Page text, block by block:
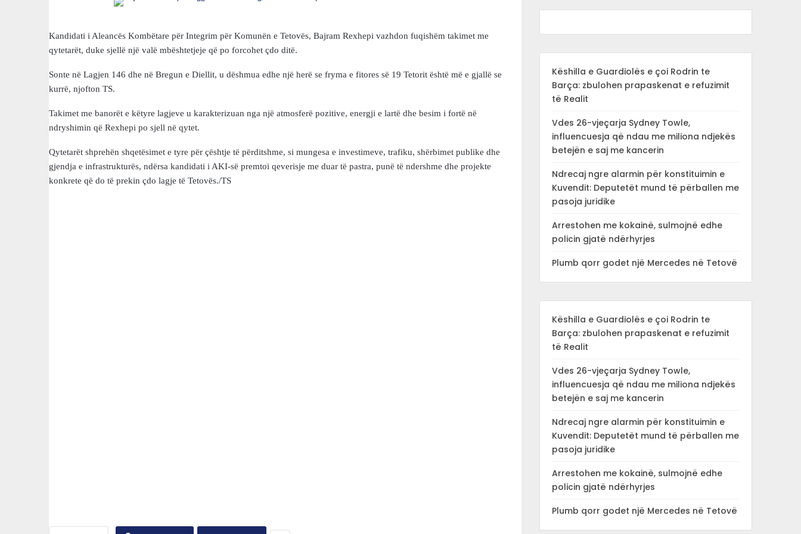
Kandidati i Aleancës Kombëtare për Integrim për Komunën e Tetovës, Bajram Rexhepi vazhdon fuqishëm takimet me
qytetarët, duke sjellë një valë mbështetjeje që po forcohet çdo ditë.
Sonte në Lagjen 146 dhe në Bregun e Diellit, u dëshmua edhe një herë se fryma e fitores së 19 Tetorit është më e gjallë se
kurrë, njofton TS.
Takimet me banorët e këtyre lagjeve u karakterizuan nga një atmosferë pozitive, energji e lartë dhe besim i fortë në
ndryshimin që Rexhepi po sjell në qytet.
Qytetarët shprehën shqetësimet e tyre për çështje të përditshme, si mungesa e investimeve, trafiku, shërbimet publike dhe
gjendja e infrastrukturës, ndërsa kandidati i AKI-së premtoi qeverisje me duar të pastra, punë të ndershme dhe projekte
konkrete që do të prekin çdo lagje të Tetovës./TS
Këshilla e Guardiolës e çoi Rodrin te
Barça: zbulohen prapaskenat e refuzimit
të Realit
Vdes 26-vjeçarja Sydney Towle,
influencuesja që ndau me miliona ndjekës
betejën e saj me kancerin
Ndrecaj ngre alarmin për konstituimin e
Kuvendit: Deputetët mund të përballen me
pasoja juridike
Arrestohen me kokainë, sulmojnë edhe
policin gjatë ndërhyrjes
Plumb qorr godet një Mercedes në Tetovë
Këshilla e Guardiolës e çoi Rodrin te
Barça: zbulohen prapaskenat e refuzimit
të Realit
Vdes 26-vjeçarja Sydney Towle,
influencuesja që ndau me miliona ndjekës
betejën e saj me kancerin
Ndrecaj ngre alarmin për konstituimin e
Kuvendit: Deputetët mund të përballen me
pasoja juridike
Arrestohen me kokainë, sulmojnë edhe
policin gjatë ndërhyrjes
Plumb qorr godet një Mercedes në Tetovë